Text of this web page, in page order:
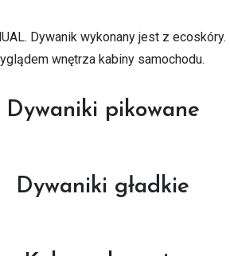
Dywanik wykonany jest z
wnętrza kabiny samochodu.
Dywaniki pikowane
Dywaniki gładkie